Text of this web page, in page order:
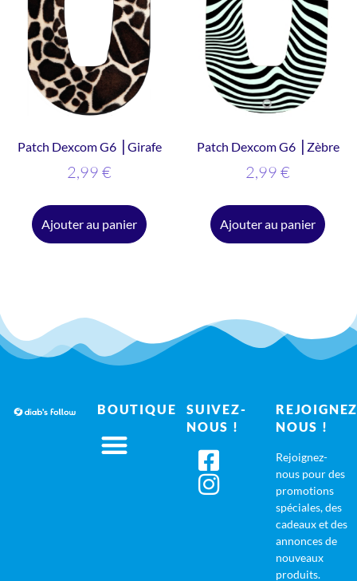
Patch Dexcom G6 ⎥ Girafe
2,99 €
Ajouter au panier
Patch Dexcom G6 ⎥ Zèbre
2,99 €
Ajouter au panier
BOUTIQUE
SUIVEZ-
NOUS !
NOUS !
Rejoignez-
nous pour des
promotions
spéciales, des
cadeaux et des
annonces de
nouveaux
produits.